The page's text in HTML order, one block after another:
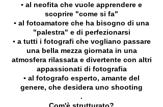
▪️ al neofita che vuole apprendere e
scoprire "come si fa"
▪️ al fotoamatore che ha bisogno di una
"palestra" e di perfezionarsi
▪️ a tutti i fotografi che vogliano passare
una bella mezza giornata in una
atmosfera rilassata e divertente con altri
appassionati di fotografia
▪️ al fotografo esperto, amante del
genere, che desidera uno shooting
.